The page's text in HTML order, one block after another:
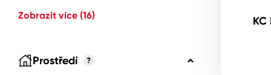
Zobrazit více (16)
Prostředí ?
KC